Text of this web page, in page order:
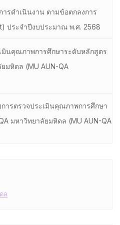
รดำเนินงาน ตามข้อตกลงการ
ประจำปีงบประมาณ พ.ศ. 2568
มินคุณภาพการศึกษาระดับหลักสูตร
มหิดล (MU AUN-QA
ารตรวจประเมินคุณภาพการศึกษา
มหาวิทยาลัยมหิดล (MU AUN-QA
ล